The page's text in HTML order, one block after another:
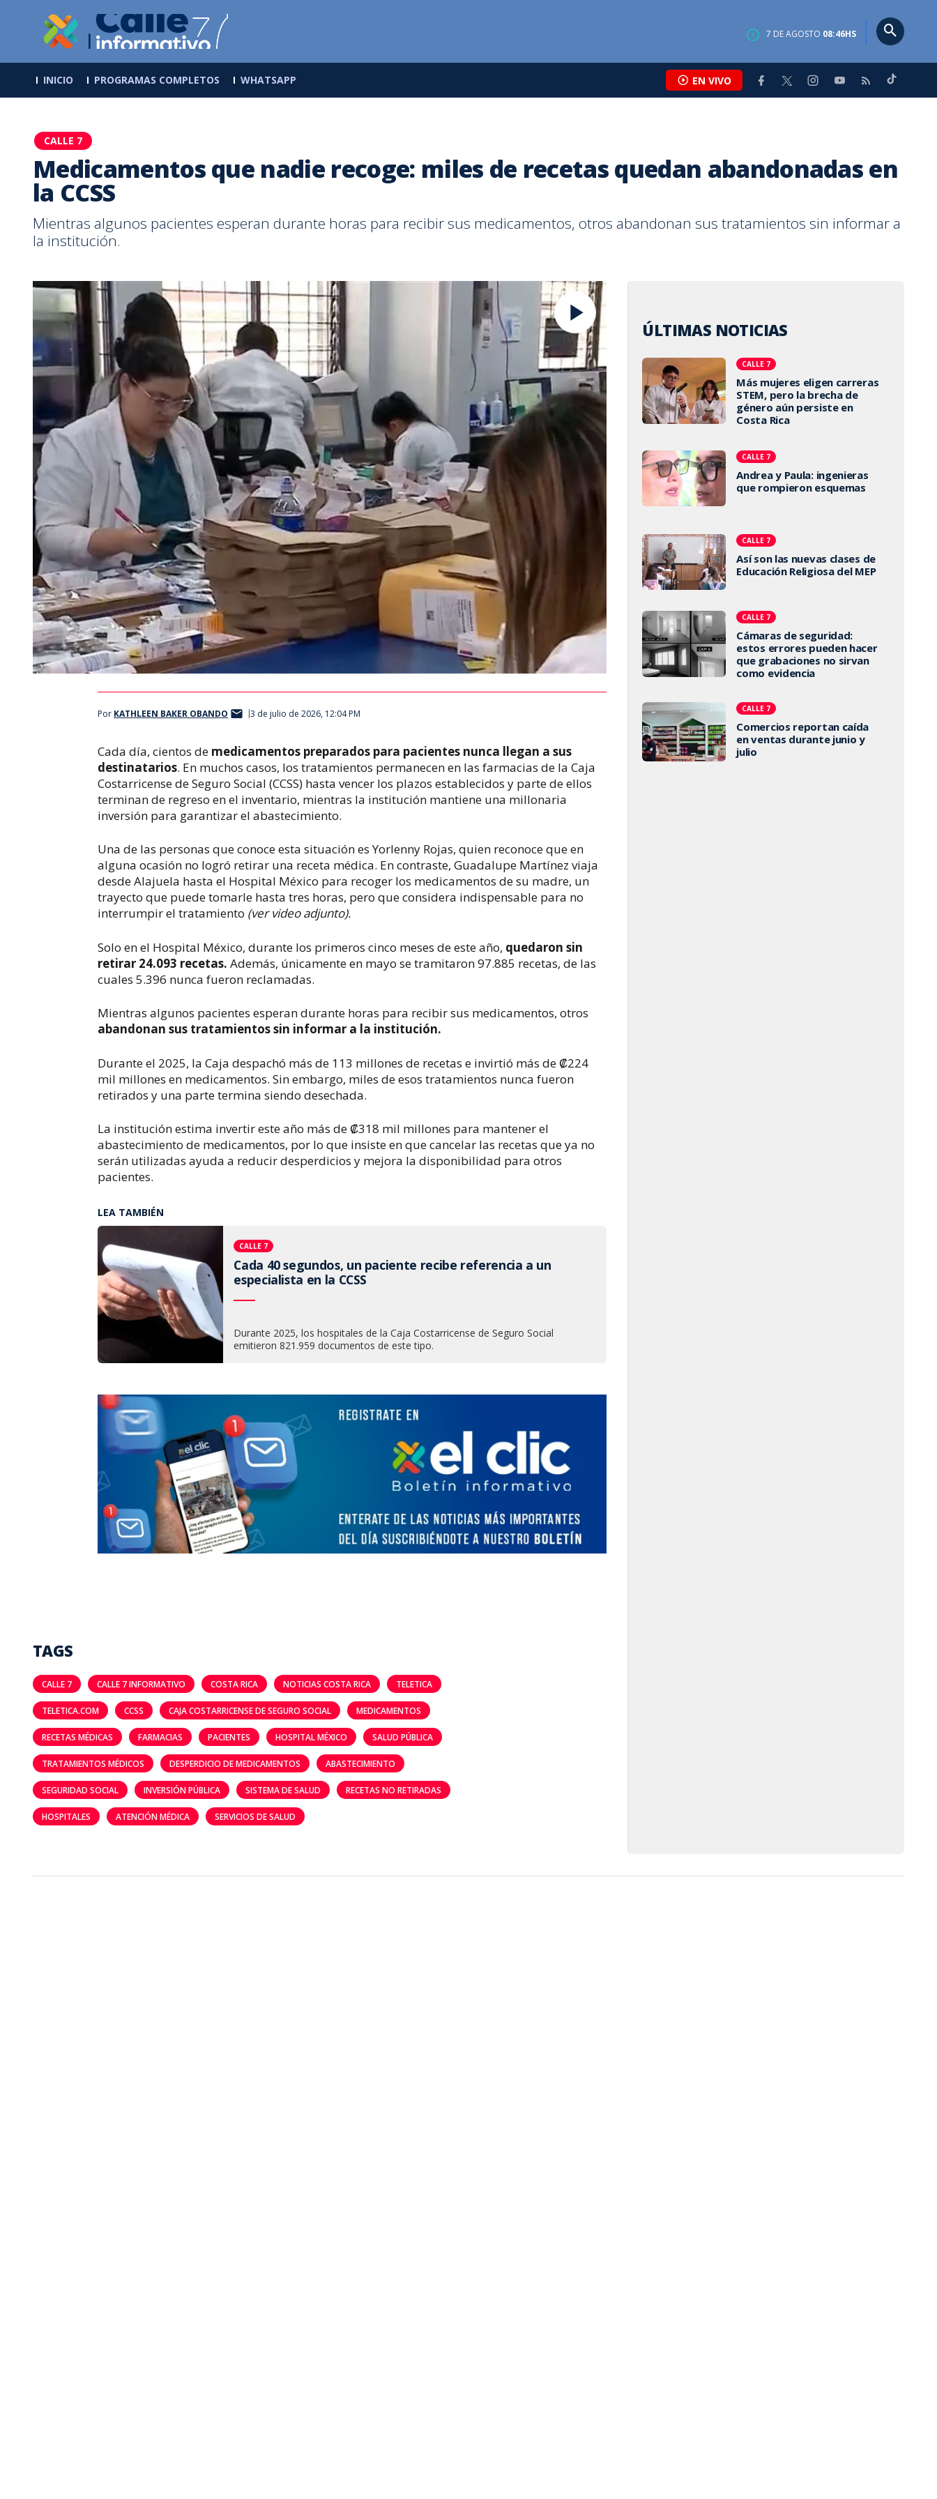
7 DEAGOSTO 08:46HS
INICIO PROGRAMAS COMPLETOS WHATSAPP EN VIVO
CALLE 7
Medicamentos que nadie recoge: miles de recetas quedan abandonadas en
la CCSS
Mientras algunos pacientes esperan durante horas para recibir sus medicamentos, otros abandonan sus tratamientos sin informar a
la institución.
Por KATHLEEN BAKER OBANDO 3 de julio de 2026, 12:04 PM
Cada día, cientos de medicamentos preparados para pacientes nunca llegan a sus
destinatarios. En muchos casos, los tratamientos permanecen en las farmacias de la Caja
Costarricense de Seguro Social (CCSS) hasta vencer los plazos establecidos y parte de ellos
terminan de regreso en el inventario, mientras la institución mantiene una millonaria
inversión para garantizar el abastecimiento.
Una de las personas que conoce esta situación es Yorlenny Rojas, quien reconoce que en
alguna ocasión no logró retirar una receta médica. En contraste, Guadalupe Martínez viaja
desde Alajuela hasta el Hospital México para recoger los medicamentos de su madre, un
trayecto que puede tomarle hasta tres horas, pero que considera indispensable para no
interrumpir el tratamiento (ver video adjunto).
Solo en el Hospital México, durante los primeros cinco meses de este año, quedaron sin
retirar 24.093 recetas.Además, únicamente en mayo se tramitaron 97.885 recetas, de las
cuales 5.396 nunca fueron reclamadas.
Mientras algunos pacientes esperan durante horas para recibir sus medicamentos, otros
abandonan sus tratamientos sin informar a la institución.
Durante el 2025, la Caja despachó más de 113 millones de recetas e invirtió más de ₡224
mil millones en medicamentos. Sin embargo, miles de esos tratamientos nunca fueron
retirados y una parte termina siendo desechada.
La institución estima invertir este año más de ₡318 mil millones para mantener el
abastecimiento de medicamentos, por lo que insiste en que cancelar las recetas que ya no
serán utilizadas ayuda a reducir desperdicios y mejora la disponibilidad para otros
pacientes.
LEA TAMBIÉN
CALLE 7
Cada 40 segundos, un paciente recibe referencia a un
especialista en la CCSS
Durante 2025, los hospitales de la Caja Costarricense de Seguro Social
emitieron 821.959 documentos de este tipo.
TAGS
CALLE 7 CALLE 7 INFORMATIVO COSTA RICA NOTICIAS COSTA RICA TELETICA
TELETICA.COM CCSS CAJA COSTARRICENSE DE SEGURO SOCIAL MEDICAMENTOS
RECETAS MÉDICAS FARMACIAS PACIENTES HOSPITAL MÉXICO SALUD PÚBLICA
TRATAMIENTOS MÉDICOS DESPERDICIO DE MEDICAMENTOS ABASTECIMIENTO
SEGURIDAD SOCIAL INVERSIÓN PÚBLICA SISTEMA DE SALUD RECETAS NO RETIRADAS
HOSPITALES ATENCIÓN MÉDICA SERVICIOS DE SALUD
ÚLTIMAS NOTICIAS
CALLE 7
Más mujeres eligen carreras
STEM, pero la brecha de
género aún persiste en
Costa Rica
CALLE 7
Andrea y Paula: ingenieras
que rompieron esquemas
CALLE 7
Así son las nuevas clases de
Educación Religiosa del MEP
CALLE 7
Cámaras de seguridad:
estos errores pueden hacer
que grabaciones no sirvan
como evidencia
CALLE 7
Comercios reportan caída
en ventas durante junio y
julio